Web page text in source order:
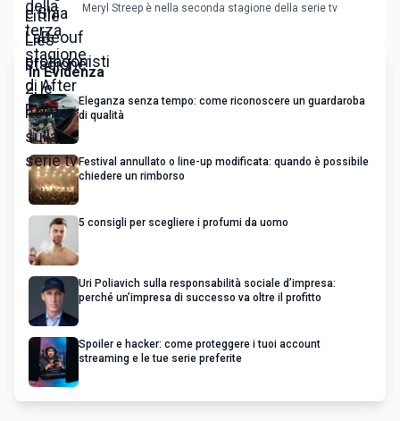
Meryl Streep è nella seconda stagione della serie tv
In Evidenza
Eleganza senza tempo: come riconoscere un guardaroba
di qualità
Festival annullato o line-up modificata: quando è possibile
chiedere un rimborso
5 consigli per scegliere i profumi da uomo
Uri Poliavich sulla responsabilità sociale d’impresa:
perché un’impresa di successo va oltre il profitto
Spoiler e hacker: come proteggere i tuoi account
streaming e le tue serie preferite